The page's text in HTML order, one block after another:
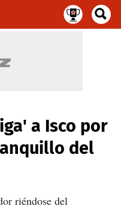
a Isco por
del
riéndose del